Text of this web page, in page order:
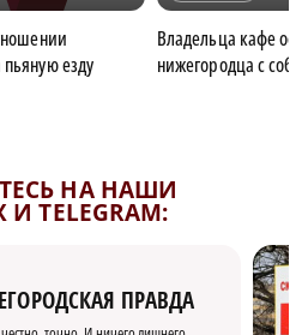
езду
Владельца кафе
нижегородца с
НА НАШИ
TELEGRAM:
ПРАВДА